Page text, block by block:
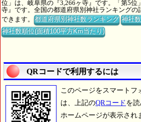
位」は、岐阜県の『3,266ヶ寺』です。「第5位
寺』です。全国の都道府県別神社ランキング
できます。都道府県別神社数ランキング 神社
神社数順位(面積100平方Km当たり)
QRコードで利用するには
このページをスマートフ
は、上記のQRコード を
ホームページが表示され